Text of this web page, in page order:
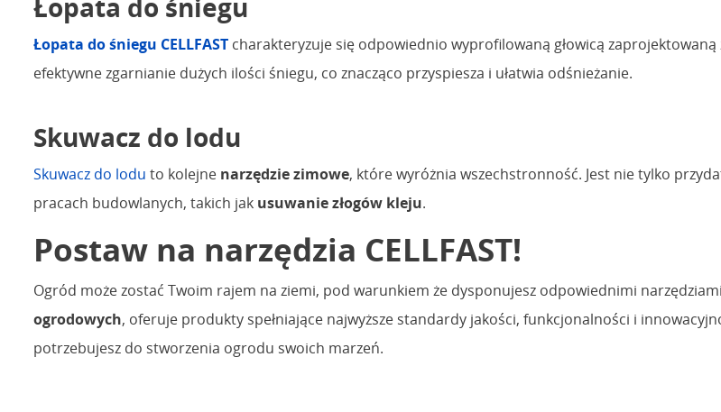
Łopata do śniegu
Łopata do śniegu CELLFAST charakteryzuje się odpowiednio wyprofilowaną głowicą zaprojektowaną
efektywne zgarnianie dużych ilości śniegu, co znacząco przyspiesza i ułatwia odśnieżanie.
Skuwacz do lodu
Skuwacz do lodu to kolejne narzędzie zimowe, które wyróżnia wszechstronność. Jest nie tylko
pracach budowlanych, takich jak usuwanie złogów kleju.
Postaw na narzędzia CELLFAST!
Ogród może zostać Twoim rajem na ziemi, pod warunkiem że dysponujesz odpowiednimi
ogrodowych, oferuje produkty spełniające najwyższe standardy jakości, funkcjonalności i
potrzebujesz do stworzenia ogrodu swoich marzeń.